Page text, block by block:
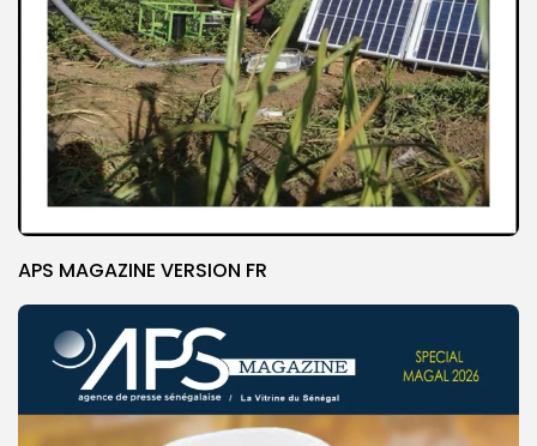
APS MAGAZINE VERSION FR